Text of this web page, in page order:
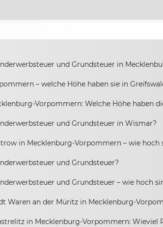
und Grundsteuer in
– welche Höhe haben sie in
Vorpommern: Welche Höhe haben
und Grundsteuer in Wismar?
in Mecklenburg-Vorpommern – wie hoch
und Grundsteuer?
und Grundsteuer – wie hoch
Waren an der Müritz in Mecklenburg-
in Mecklenburg-Vorpommern: Wieviel